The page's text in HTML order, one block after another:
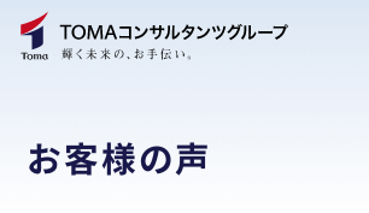
お客様の声